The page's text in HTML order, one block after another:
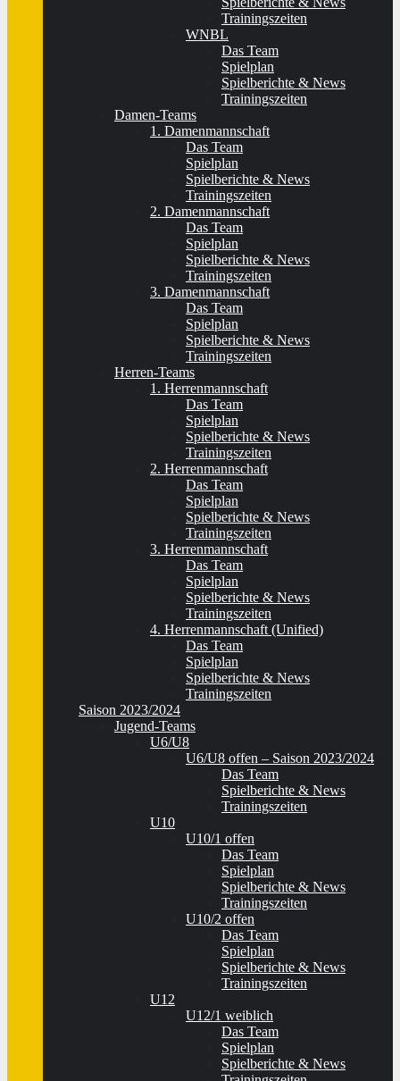
Trainingszeiten
WNBL
Das Team
Spielplan
Spielberichte & News
Trainingszeiten
Damen-Teams
1. Damenmannschaft
Das Team
Spielplan
Spielberichte & News
Trainingszeiten
2. Damenmannschaft
Das Team
Spielplan
Spielberichte & News
Trainingszeiten
3. Damenmannschaft
Das Team
Spielplan
Spielberichte & News
Trainingszeiten
Herren-Teams
1. Herrenmannschaft
Das Team
Spielplan
Spielberichte & News
Trainingszeiten
2. Herrenmannschaft
Das Team
Spielplan
Spielberichte & News
Trainingszeiten
3. Herrenmannschaft
Das Team
Spielplan
Spielberichte & News
Trainingszeiten
4. Herrenmannschaft (Unified)
Das Team
Spielplan
Spielberichte & News
Trainingszeiten
Saison 2023/2024
Jugend-Teams
U6/U8
U6/U8 offen – Saison 2023/2024
Das Team
Spielberichte & News
Trainingszeiten
U10
U10/1 offen
Das Team
Spielplan
Spielberichte & News
Trainingszeiten
U10/2 offen
Das Team
Spielplan
Spielberichte & News
Trainingszeiten
U12
U12/1 weiblich
Das Team
Spielplan
Spielberichte & News